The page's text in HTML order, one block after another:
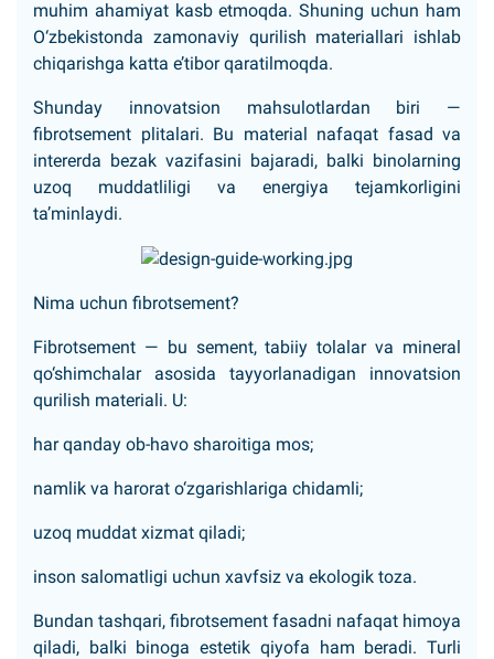
muhim ahamiyat kasb etmoqda. Shuning uchun ham
O‘zbekistonda zamonaviy qurilish materiallari ishlab
chiqarishga katta e’tibor qaratilmoqda.
Shunday innovatsion mahsulotlardan biri —
fibrotsement plitalari. Bu material nafaqat fasad va
intererda bezak vazifasini bajaradi, balki binolarning
uzoq muddatliligi va energiya tejamkorligini
ta’minlaydi.
Nima uchun fibrotsement?
Fibrotsement — bu sement, tabiiy tolalar va mineral
qo‘shimchalar asosida tayyorlanadigan innovatsion
qurilish materiali. U:
har qanday ob-havo sharoitiga mos;
namlik va harorat o‘zgarishlariga chidamli;
uzoq muddat xizmat qiladi;
inson salomatligi uchun xavfsiz va ekologik toza.
Bundan tashqari, fibrotsement fasadni nafaqat himoya
qiladi, balki binoga estetik qiyofa ham beradi. Turli